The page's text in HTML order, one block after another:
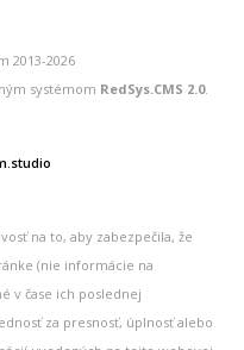
2013-2026
systémom RedSys.CMS 2.0.
na to, aby zabezpečila, že
(nie informácie na
v čase ich poslednej
za presnosť, úplnosť alebo